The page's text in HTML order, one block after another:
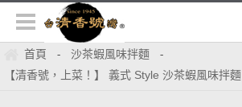
首頁 - 沙茶蝦風味拌麵 -
【清香號，上菜！】 義式 Style 沙茶蝦風味拌麵